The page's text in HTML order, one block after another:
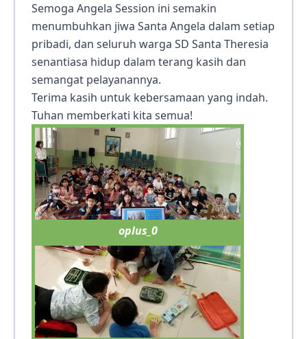
Semoga Angela Session ini semakin
menumbuhkan jiwa Santa Angela dalam setiap
pribadi, dan seluruh warga SD Santa Theresia
senantiasa hidup dalam terang kasih dan
semangat pelayanannya.
Terima kasih untuk kebersamaan yang indah.
Tuhan memberkati kita semua!
oplus_0